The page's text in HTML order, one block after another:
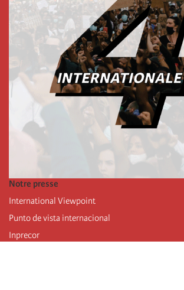
Notre presse
International Viewpoint
Punto de vista internacional
Inprecor